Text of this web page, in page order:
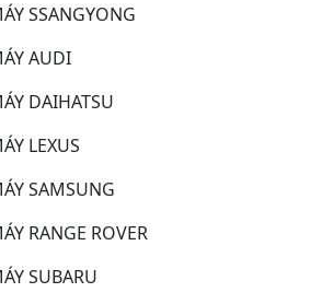
SSANGYONG
AUDI
DAIHATSU
LEXUS
SAMSUNG
RANGE ROVER
SUBARU